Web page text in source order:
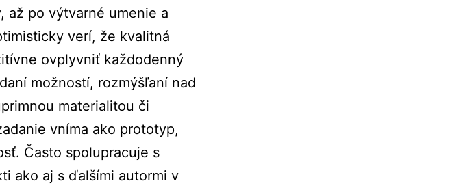
až po výtvarné umenie a
verí, že kvalitná
ovplyvniť každodenný
možností, rozmýšľaní nad
materialitou či
vníma ako prototyp,
Často spolupracuje s
ako aj s ďalšími autormi v